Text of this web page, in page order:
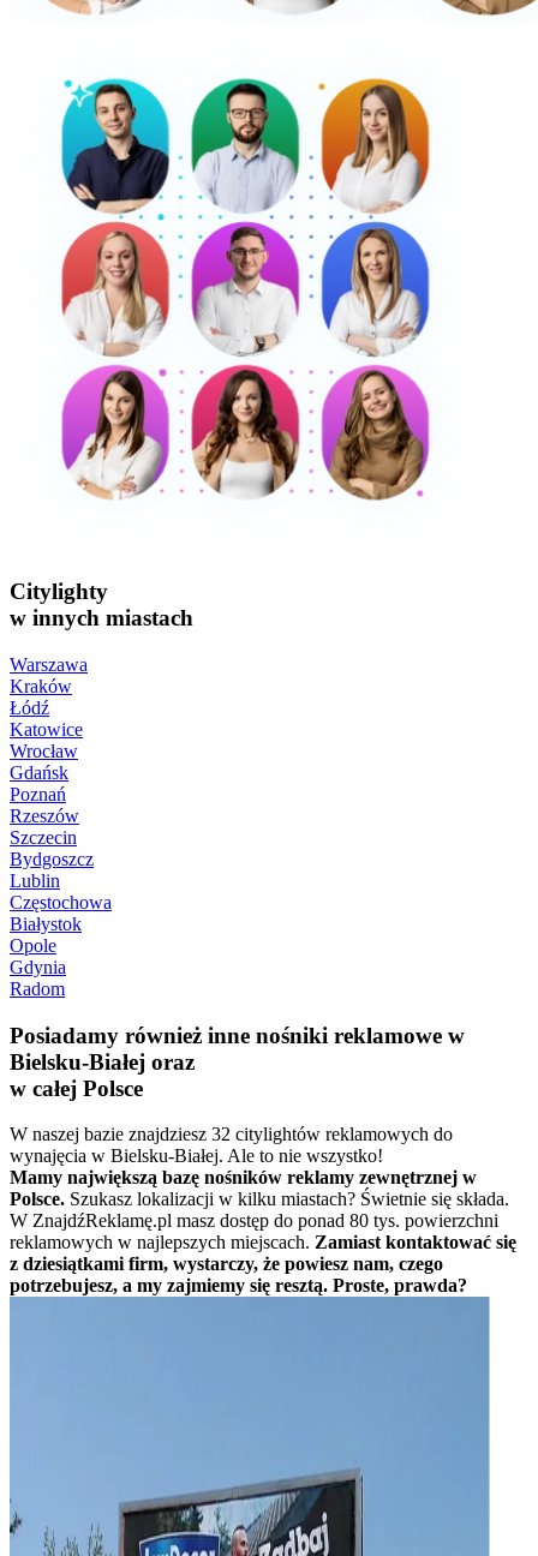
Citylighty
w innych miastach
Warszawa
Kraków
Łódź
Katowice
Wrocław
Gdańsk
Poznań
Rzeszów
Szczecin
Bydgoszcz
Lublin
Częstochowa
Białystok
Opole
Gdynia
Radom
Posiadamy również inne nośniki reklamowe w
Bielsku-Białej oraz
w całej Polsce
W naszej bazie znajdziesz 32 citylightów reklamowych do
wynajęcia w Bielsku-Białej. Ale to nie wszystko!
Mamy największą bazę nośników reklamy zewnętrznej w
Polsce. Szukasz lokalizacji w kilku miastach? Świetnie się składa.
W ZnajdźReklamę.pl masz dostęp do ponad 80 tys. powierzchni
reklamowych w najlepszych miejscach. Zamiast kontaktować się
z dziesiątkami firm, wystarczy, że powiesz nam, czego
potrzebujesz, a my zajmiemy się resztą. Proste, prawda?